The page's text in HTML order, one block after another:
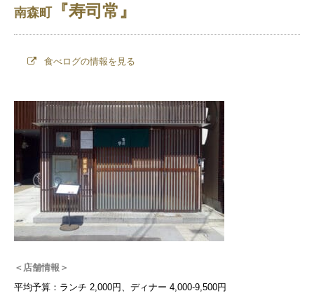
南森町『寿司常』
食べログの情報を見る
＜店舗情報＞
平均予算：ランチ 2,000円、ディナー 4,000-9,500円